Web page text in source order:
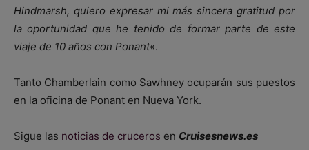
Hindmarsh, quiero expresar mi más sincera gratitud por
la oportunidad que he tenido de formar parte de este
viaje de 10 años con Ponant«.
Tanto Chamberlain como Sawhney ocuparán sus puestos
en la oficina de Ponant en Nueva York.
Sigue las noticias de cruceros en Cruisesnews.es